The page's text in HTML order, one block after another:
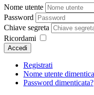
Nome utente
Password
Chiave segreta
Ricordami
Accedi
Registrati
Nome utente
Password dimenticata?